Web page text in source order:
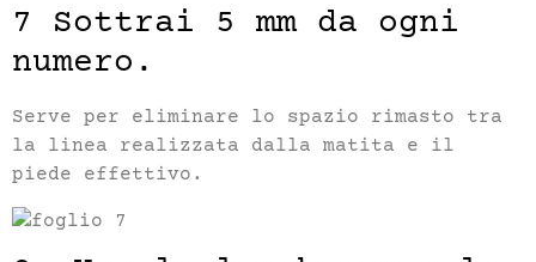
7 Sottrai 5 mm da ogni
numero.
Serve per eliminare lo spazio rimasto tra
la linea realizzata dalla matita e il
piede effettivo.